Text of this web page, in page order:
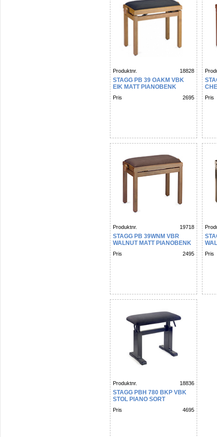
Produktnr. 18828
STAGG PB 39 OAKM VBK
EIK MATT PIANOBENK
Pris 2695 Pris
Produktnr. 19718
STAGG PB 39WNM VBR
WALNUT MATT PIANOBENK
Pris 2495 Pris
Produktnr. 18836
STAGG PBH 780 BKP VBK
STOL PIANO SORT
Pris 4695